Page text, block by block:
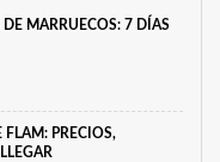
MARRUECOS: 7 DÍAS
FLAM: PRECIOS,